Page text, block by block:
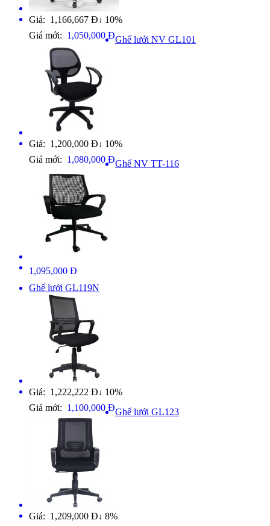
Giá: 1,166,667 Đ ↓ 10%
Giá mới: 1,050,000 ĐGhế lưới NV GL101
Giá: 1,200,000 Đ ↓ 10%
Giá mới: 1,080,000 ĐGhế NV TT-116
1,095,000 Đ
Ghế lưới GL119N
Giá: 1,222,222 Đ ↓ 10%
Giá mới: 1,100,000 ĐGhế lưới GL123
Giá: 1,209,000 Đ ↓ 8%